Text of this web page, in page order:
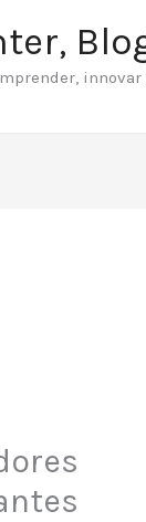
innovar